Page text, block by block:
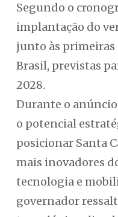
Segundo o
implantação do
junto às primeiras
Brasil, previstas
2028.
Durante o
o potencial
posicionar Santa
mais inovadores
tecnologia e
governador